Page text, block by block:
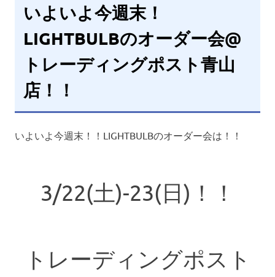
いよいよ今週末！
LIGHTBULBのオーダー会@
トレーディングポスト青山
店！！
いよいよ今週末！！LIGHTBULBのオーダー会は！！
3/22(土)-23(日)！！
トレーディングポスト